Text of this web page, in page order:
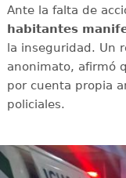
Ante la falta de
habitantes
la inseguridad. Un
anonimato, afirmó
por cuenta propia
policiales.